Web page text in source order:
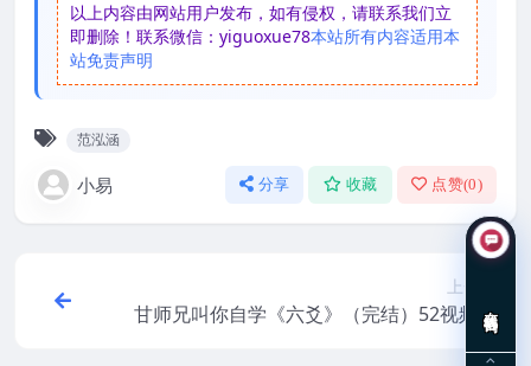
以上内容由网站用户发布，如有侵权，请联系我们立
即删除！联系微信：yiguoxue78本站所有内容适用本
站免责声明
范泓涵
小易 分享 收藏 点赞(0)
上一篇
甘师兄叫你自学《六爻》（完结）52视频文